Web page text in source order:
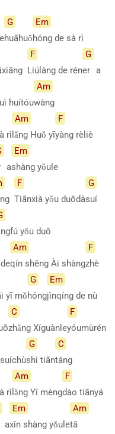
G
huāhuǒ
Em
hóng de sà rì
F
Liúlàng de rén
G
er a
huítóu
Am
wàng
rì
Am
lǎng Huǒ yī
F
yàng rèliè
a
Em
shàng yǒule
F
Tiānxià yǒu duōdà
G
suí
yǒu duō
de
Am
qín shēng Ài shàng
F
zhè
yī mǒ
G
hóng
Em
jìnqíng de nù
C
zhǎng Xíguànle
F
yóumùrén
suíchù
G
shì tiān
C
táng
rì
Am
lǎng Yī mèng
F
dào tiānyá
a
Em
xīn shàng yǒule
Am
tā